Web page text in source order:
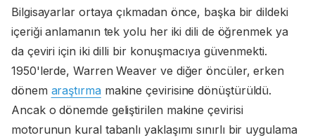
Bilgisayarlar ortaya çıkmadan önce, başka bir dildeki
içeriği anlamanın tek yolu her iki dili de öğrenmek ya
da çeviri için iki dilli bir konuşmacıya güvenmekti.
1950'lerde, Warren Weaver ve diğer öncüler, erken
dönem araştırmamakine çevirisine dönüştürüldü.
Ancak o dönemde geliştirilen makine çevirisi
motorunun kural tabanlı yaklaşımı sınırlı bir uygulama